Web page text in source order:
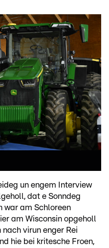
un engem Interview
dat e Sonndeg
war am Schloreen
am Wisconsin opgeholl
virun enger Rei
hie bei kritesche Froen,